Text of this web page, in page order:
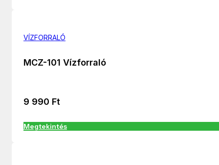
VÍZFORRALÓ
MCZ-101 Vízforraló
9 990 Ft
Megtekintés